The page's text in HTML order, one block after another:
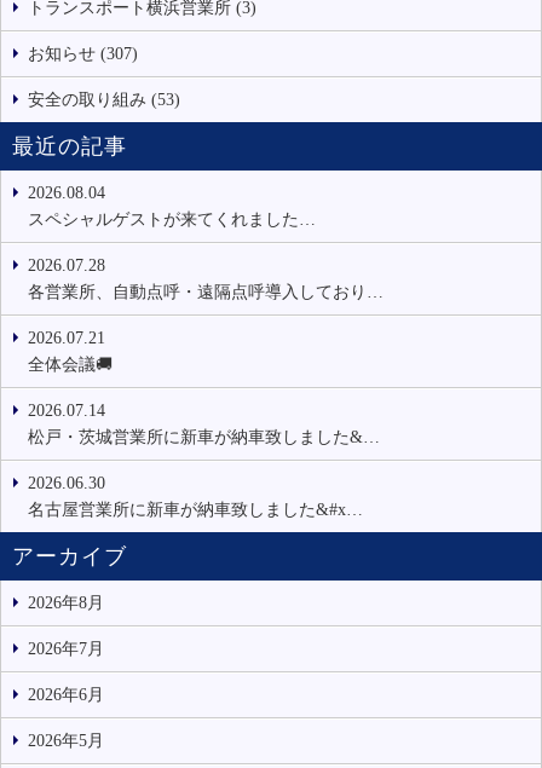
トランスポート横浜営業所 (3)
お知らせ (307)
安全の取り組み (53)
最近の記事
2026.08.04
スペシャルゲストが来てくれました…
2026.07.28
各営業所、自動点呼・遠隔点呼導入しており…
2026.07.21
全体会議🚚
2026.07.14
松戸・茨城営業所に新車が納車致しました&…
2026.06.30
名古屋営業所に新車が納車致しました&#x…
アーカイブ
2026年8月
2026年7月
2026年6月
2026年5月